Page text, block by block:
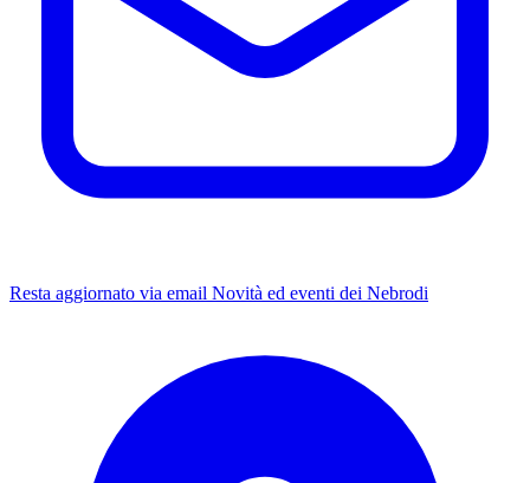
Resta aggiornato via email Novità ed eventi dei Nebrodi